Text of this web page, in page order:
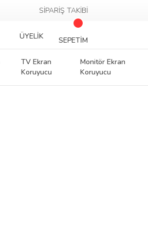
SİPARİŞ TAKİBİ
ÜYELİK SEPETİM
TV Ekran
Koruyucu
Monitör Ekran
Koruyucu